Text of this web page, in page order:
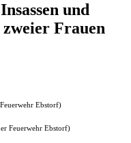
und
Frauen
Ebstorf)
Feuerwehr Ebstorf)